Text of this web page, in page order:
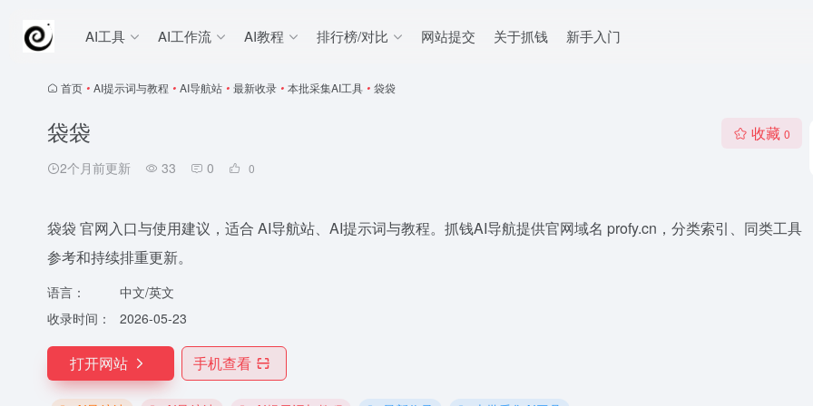
AI工具 AI工作流 AI教程 排行榜/对比 网站提交 关于抓钱 新手入门
首页 • AI提示词与教程 • AI导航站 • 最新收录 • 本批采集AI工具 • 袋袋
袋袋
2个月前更新 33 0 0
收藏 0
袋袋 官网入口与使用建议，适合 AI导航站、AI提示词与教程。抓钱AI导航提供官网域名 profy.cn，分类索引、同类工具
参考和持续排重更新。
语言：
中文/英文
收录时间：
2026-05-23
打开网站 手机查看